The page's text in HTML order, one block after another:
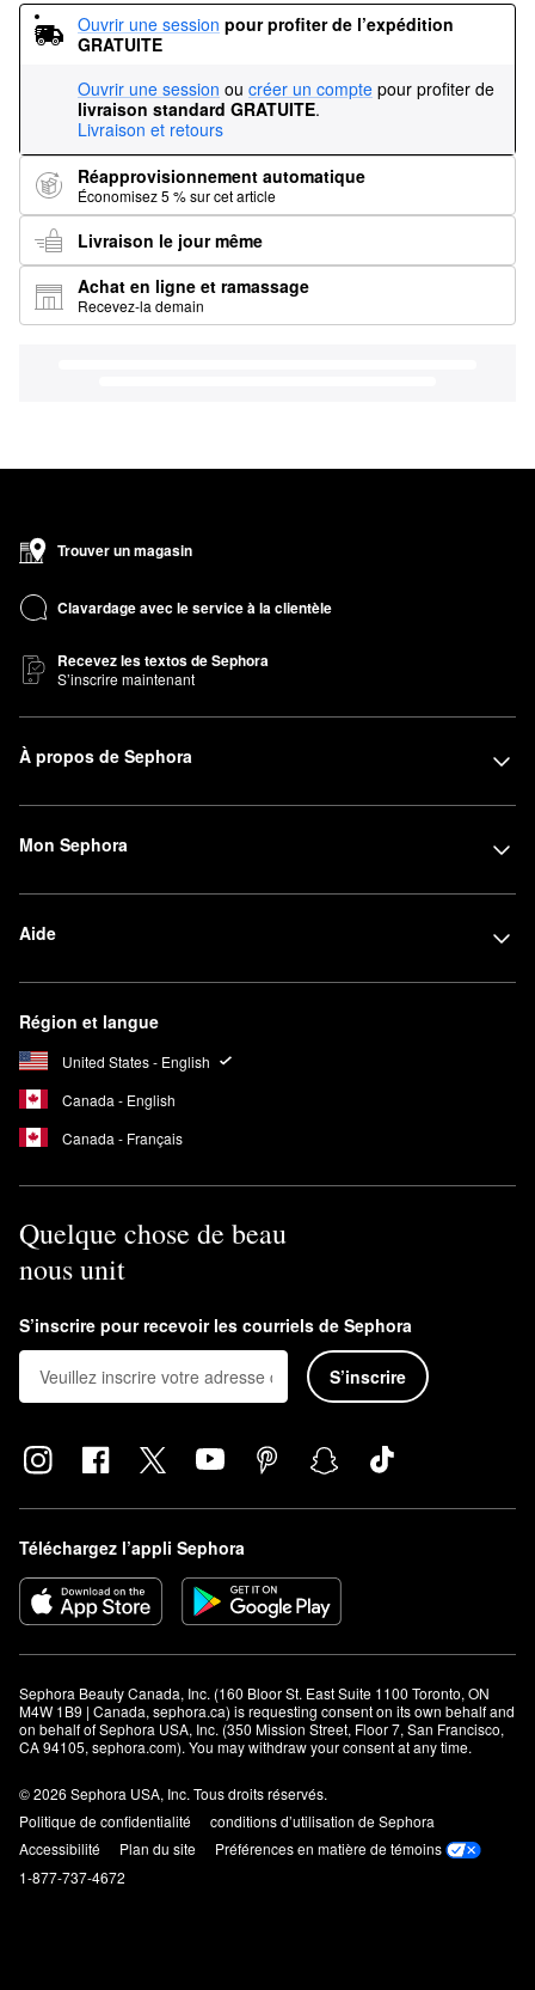
Ouvrir une session pour profiter de l’expédition
GRATUITE
Ouvrir une session ou créer un compte pour profiter de
livraison standard GRATUITE.
Livraison et retours
Réapprovisionnement automatique
Économisez 5 % sur cet article
Livraison le jour même
Achat en ligne et ramassage
Recevez-la demain
Trouver un magasin
Clavardage avec le service à la clientèle
Recevez les textos de Sephora
S’inscrire maintenant
À propos de Sephora
Mon Sephora
Aide
Région et langue
United States - English
Canada - English
Canada - Français
Quelque chose de beau
nous unit
S’inscrire pour recevoir les courriels de Sephora
S’inscrire
Téléchargez l’appli Sephora
Sephora Beauty Canada, Inc. (160 Bloor St. East Suite 1100 Toronto, ON
M4W 1B9 | Canada, sephora.ca) is requesting consent on its own behalf and
on behalf of Sephora USA, Inc. (350 Mission Street, Floor 7, San Francisco,
CA 94105, sephora.com). You may withdraw your consent at any time.
© 2026 Sephora USA, Inc. Tous droits réservés.
Politique de confidentialité
conditions d’utilisation de Sephora
Accessibilité
Plan du site
Préférences en matière de témoins
1-877-737-4672